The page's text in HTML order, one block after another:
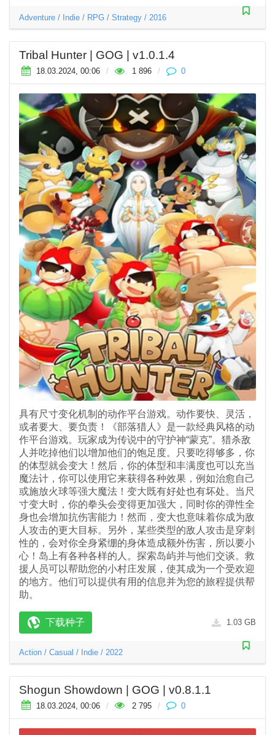
Adventure / Indie / RPG / Strategy / 2016
Tribal Hunter | GOG | v1.0.1.4
18.03.2024, 00:06 / 1 896 / 0
具有尺寸变化机制的动作平台游戏。动作要快、灵活，
或者要大、要负责！《部落猎人》是一款经典风格的动
作平台游戏。玩家成为传说中的守护神“蒙克”。猎杀敌
人并吃掉他们以增加他们的饱足度。只要吃得够多，你
的体型就会变大！然后，你的体型和丰满度也可以充当
魔法计，你可以使用它来获得各种效果，例如治愈自己
或施放火球等强大魔法！变大既有好处也有坏处。当尺
寸变大时，你的拳头会变得更加强大，同时你的弹性全
身也会增加抗伤害能力！然而，变大也意味着你成为敌
人攻击的更大目标。另外，某些类型的敌人攻击是穿刺
性的，会对你全身紧绷的身体造成额外伤害，所以要小
心！岛上有各种各样的人。探索岛屿并与他们交谈。救
援人员可以帮助您的小村庄发展，使其成为一个受欢迎
的地方。他们可以提供有用的信息并为您的旅程提供帮
助。
下载种子 1.03 GB
Action / Casual / Indie / 2022
Shogun Showdown | GOG | v0.8.1.1
18.03.2024, 00:06 / 2 795 / 0